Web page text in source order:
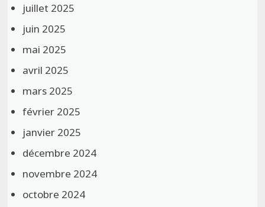
juillet 2025
juin 2025
mai 2025
avril 2025
mars 2025
février 2025
janvier 2025
décembre 2024
novembre 2024
octobre 2024